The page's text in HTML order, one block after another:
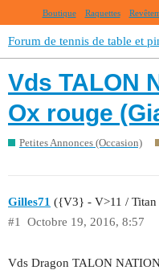
Boutique Raquettes
Forum de tennis de table et
Vds TALON
Ox rouge
Petites Annonces (Occasion)
Gilles71 ({V3} - V>11 / Titan
Octobre 19, 2016, 8:57
#1
Vds Dragon TALON